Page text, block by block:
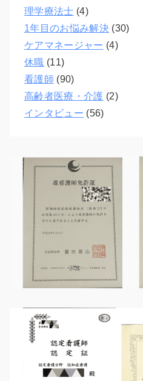
理学療法士 (4)
1年目のお悩み解決(30)
ケアマネージャー (4)
休職 (11)
看護師 (90)
高齢者医療・介護 (2)
インタビュー (56)